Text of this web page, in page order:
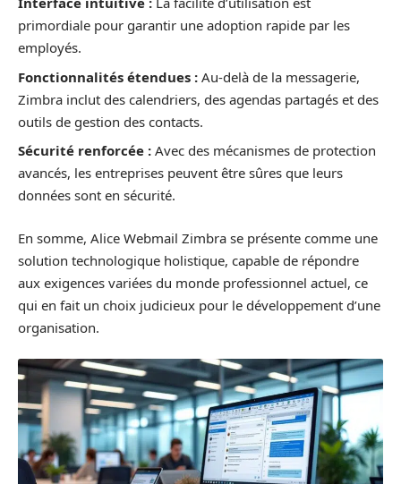
primordiale pour garantir une adoption rapide par les
employés.
Fonctionnalités étendues : Au-delà de la messagerie,
Zimbra inclut des calendriers, des agendas partagés et des
outils de gestion des contacts.
Sécurité renforcée : Avec des mécanismes de protection
avancés, les entreprises peuvent être sûres que leurs
données sont en sécurité.
En somme, Alice Webmail Zimbra se présente comme une
solution technologique holistique, capable de répondre
aux exigences variées du monde professionnel actuel, ce
qui en fait un choix judicieux pour le développement d’une
organisation.